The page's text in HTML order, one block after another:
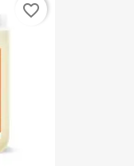
favorite_border